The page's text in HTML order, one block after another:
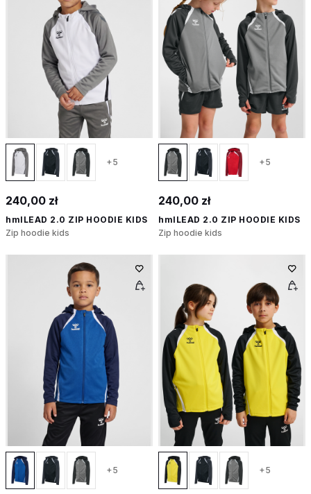
+5
240,00 zł
hmlLEAD 2.0 ZIP HOODIE KIDS
Zip hoodie kids
+5
240,00 zł
hmlLEAD 2.0 ZIP HOODIE KIDS
Zip hoodie kids
+5 +5